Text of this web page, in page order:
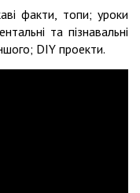
факти, топи; уроки
та пізнавальні
DIY проекти.